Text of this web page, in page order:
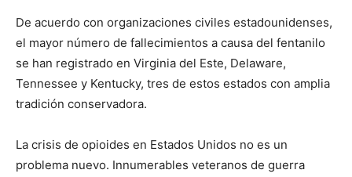
De acuerdo con organizaciones civiles estadounidenses,
el mayor número de fallecimientos a causa del fentanilo
se han registrado en Virginia del Este, Delaware,
Tennessee y Kentucky, tres de estos estados con amplia
tradición conservadora.
La crisis de opioides en Estados Unidos no es un
problema nuevo. Innumerables veteranos de guerra